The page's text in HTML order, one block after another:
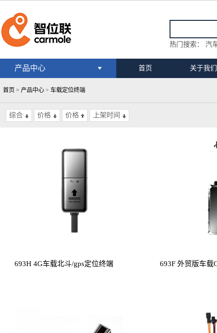
热门搜索： 汽
产品中心 首页 关于我们
首页 > 产品中心 > 车载定位终端
综合 价格 价格 上架时间
693H 4G车载北斗/gps定位终端 693F 外贸版车载